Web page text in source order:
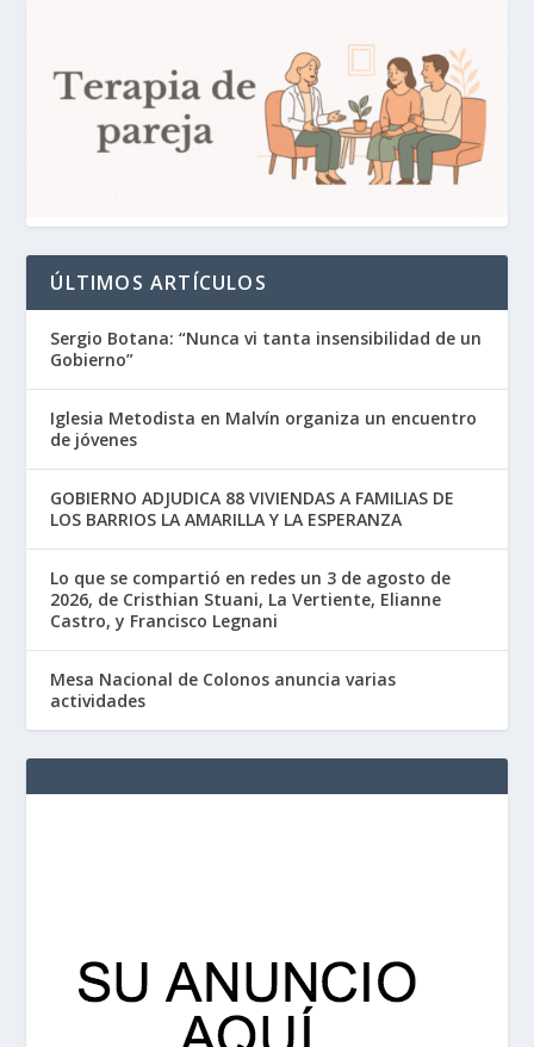
ÚLTIMOS ARTÍCULOS
Sergio Botana: “Nunca vi tanta insensibilidad de un
Gobierno”
Iglesia Metodista en Malvín organiza un encuentro
de jóvenes
GOBIERNO ADJUDICA 88 VIVIENDAS A FAMILIAS DE
LOS BARRIOS LA AMARILLA Y LA ESPERANZA
Lo que se compartió en redes un 3 de agosto de
2026, de Cristhian Stuani, La Vertiente, Elianne
Castro, y Francisco Legnani
Mesa Nacional de Colonos anuncia varias
actividades